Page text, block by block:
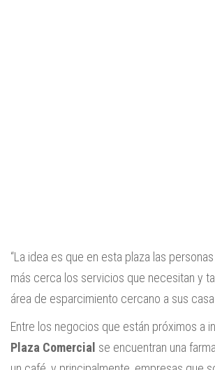
“La idea es que en esta plaza las
más cerca los servicios que necesitan y
área de esparcimiento cercano a sus
Entre los negocios que están próximos a
Plaza Comercial se encuentran una